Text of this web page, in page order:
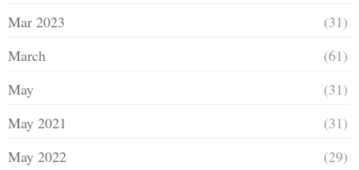
Mar 2023
(31)
March
(61)
May
(31)
May 2021
(31)
May 2022
(29)